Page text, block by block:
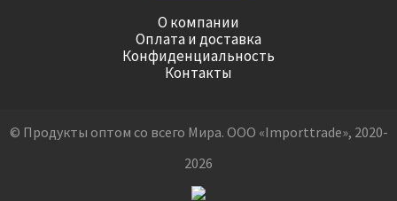
О компании
Оплата и доставка
Конфиденциальность
Контакты
© Продукты оптом со всего Мира. ООО «Importtrade», 2020-
2026